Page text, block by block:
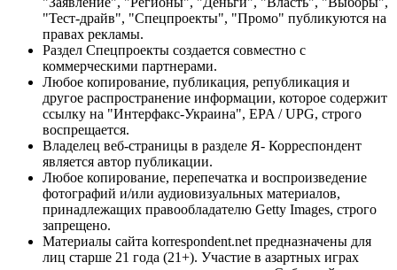
"Тест-драйв", "Спецпроекты", "Промо" публикуются на
правах рекламы.
Раздел Спецпроекты создается совместно с
коммерческими партнерами.
Любое копирование, публикация, републикация и
другое распространение информации, которое содержит
ссылку на "Интерфакс-Украина", EPA / UPG, строго
воспрещается.
Владелец веб-страницы в разделе Я- Корреспондент
является автор публикации.
Любое копирование, перепечатка и воспроизведение
фотографий и/или аудиовизуальных материалов,
принадлежащих правообладателю Getty Images, строго
запрещено.
Материалы сайта korrespondent.net предназначены для
лиц старше 21 года (21+). Участие в азартных играх